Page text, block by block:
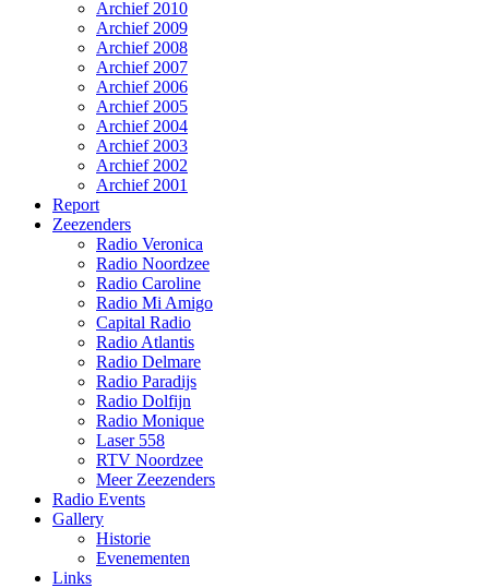
Archief 2010
Archief 2009
Archief 2008
Archief 2007
Archief 2006
Archief 2005
Archief 2004
Archief 2003
Archief 2002
Archief 2001
Report
Zeezenders
Radio Veronica
Radio Noordzee
Radio Caroline
Radio Mi Amigo
Capital Radio
Radio Atlantis
Radio Delmare
Radio Paradijs
Radio Dolfijn
Radio Monique
Laser 558
RTV Noordzee
Meer Zeezenders
Radio Events
Gallery
Historie
Evenementen
Links